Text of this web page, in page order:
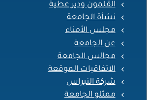
القلمون ودير عطية
نشأة الجامعة
مجلس الأمناء
عن الجامعة
مجالس الجامعة
الاتفاقيات الموقعة
شركة النبراس
ممثلو الجامعة